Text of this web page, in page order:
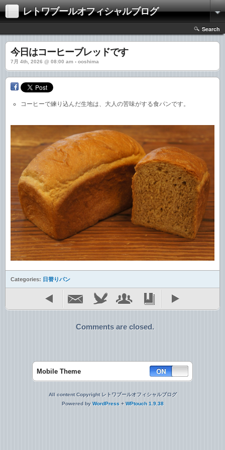
レトワブールオフィシャルブログ
Search
今日はコーヒーブレッドです
7月 4th, 2026 @ 08:00 am › ooshima
コーヒーで練り込んだ生地は、大人の苦味がする食パンです。
Categories: 日替りパン
Comments are closed.
Mobile Theme
All content Copyright レトワブールオフィシャルブログ
Powered by WordPress + WPtouch 1.9.38